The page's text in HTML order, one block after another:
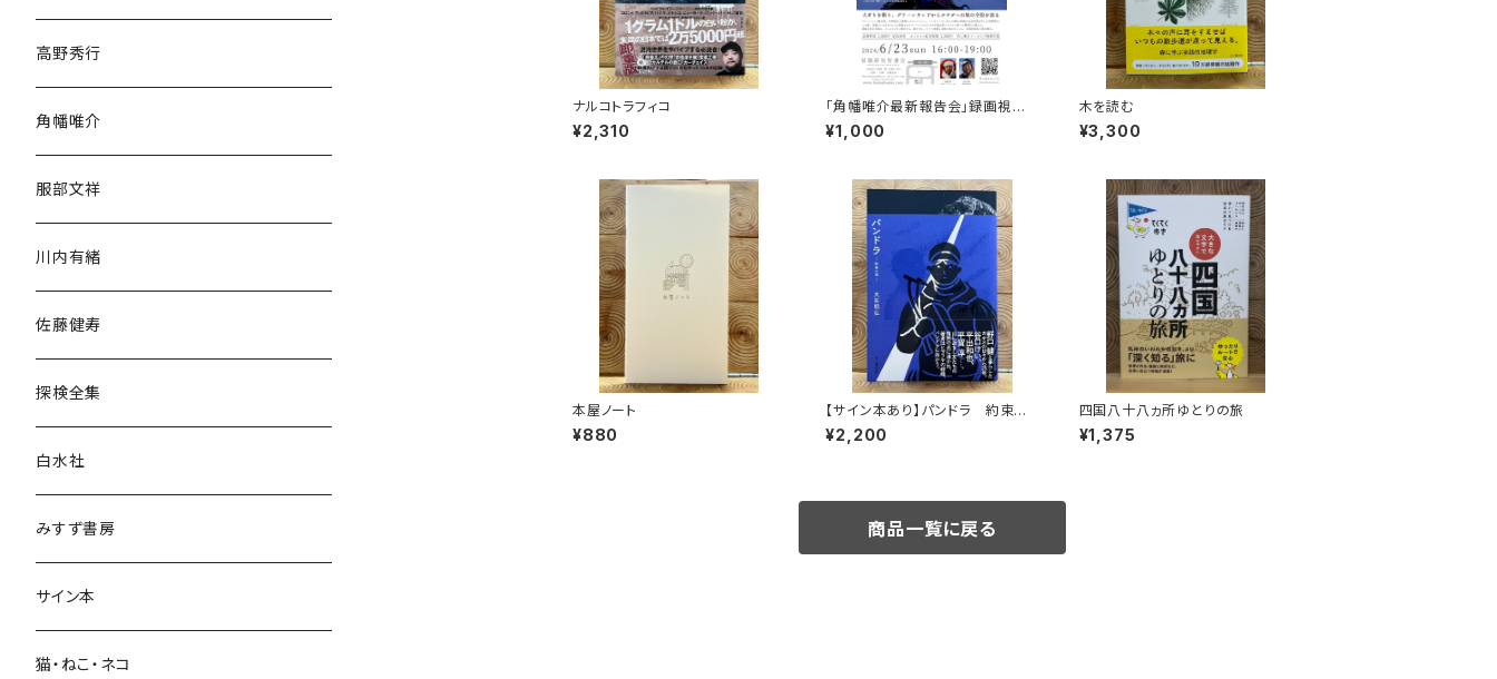
ナルコトラフィコ
¥2,310
「角幡唯介最新報告会」録画視聴
権
¥1,000
木を読む
¥3,300
本屋ノート
¥880
【サイン本あり】パンドラ 約束の
頂
¥2,200
四国八十八ヵ所ゆとりの旅
¥1,375
商品一覧に戻る
随筆・ノンフィクション・その他
民族・風習
言語・ことば
高野秀行
角幡唯介
服部文祥
川内有緒
佐藤健寿
探検全集
白水社
みすず書房
サイン本
猫・ねこ・ネコ